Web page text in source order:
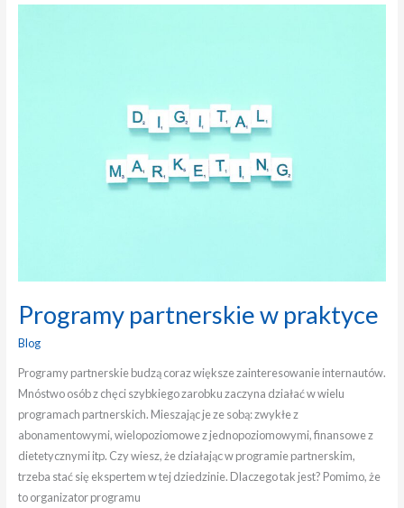
Programy partnerskie w praktyce
Blog
Programy partnerskie budzą coraz większe zainteresowanie internautów.
Mnóstwo osób z chęci szybkiego zarobku zaczyna działać w wielu
programach partnerskich. Mieszając je ze sobą: zwykłe z
abonamentowymi, wielopoziomowe z jednopoziomowymi, finansowe z
dietetycznymi itp. Czy wiesz, że działając w programie partnerskim,
trzeba stać się ekspertem w tej dziedzinie. Dlaczego tak jest? Pomimo, że
to organizator programu